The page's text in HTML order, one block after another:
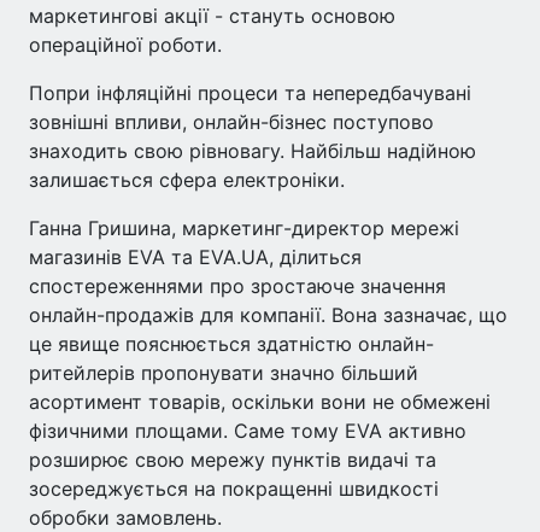
маркетингові акції - стануть основою
операційної роботи.
Попри інфляційні процеси та непередбачувані
зовнішні впливи, онлайн-бізнес поступово
знаходить свою рівновагу. Найбільш надійною
залишається сфера електроніки.
Ганна Гришина, маркетинг-директор мережі
магазинів EVA та EVA.UA, ділиться
спостереженнями про зростаюче значення
онлайн-продажів для компанії. Вона зазначає, що
це явище пояснюється здатністю онлайн-
ритейлерів пропонувати значно більший
асортимент товарів, оскільки вони не обмежені
фізичними площами. Саме тому EVA активно
розширює свою мережу пунктів видачі та
зосереджується на покращенні швидкості
обробки замовлень.